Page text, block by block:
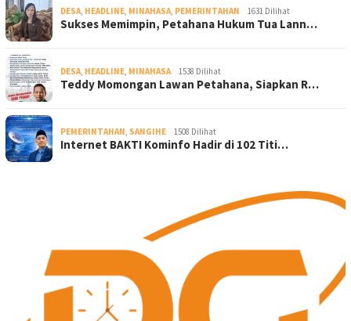
DESA HEADLINE MINAHASA PEMERINTAHAN 1631 Dilihat
Sukses Memimpin, Petahana Hukum Tua Lann…
DESA HEADLINE MINAHASA 1538 Dilihat
Teddy Momongan Lawan Petahana, Siapkan R…
PEMERINTAHAN SANGIHE 1508 Dilihat
Internet BAKTI Kominfo Hadir di 102 Titi…